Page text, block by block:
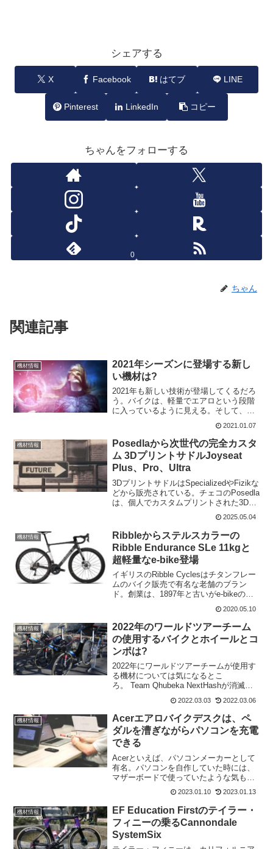
シェアする
X Facebook はてブ LINE
Pinterest LinkedIn コピー
ちゃんをフォローする
0
ちゃん
関連記事
機材情報
2021年シーズンに登場する新し
い機材は?
2021年も新しい技術が登場してくるだろ
う。バイクは、軽量でエアロという段階
に入っているように見える。そして、グ
ラベルでもロードでも、なんでも使える
オールバイクが増えていくことも予想さ
れる。2021年には、どんな技術開発が期
待できるのか見て...
2021.01.07
機材情報
Posedlaから次世代の完全カスタ
ム 3DプリントサドルJoyseat
Plus、Pro、Ultra
3DプリントサドルはSpecializedやFizikな
どから販売されている。チェコのPosedla
は、個人でカスタムプリントされた3Dサ
ドルを提供している。Posedlaはライダー
ごとに個別のカスタムサドルを作れるよ
うにPosedla J...
2025.05.04
機材情報
Ribbleからステルスカラーの
Ribble Endurance SLe 11kgと
超軽量なe-bike登場
イギリスのRibble Cyclesはチタンフレー
ムのバイク販売で有名な老舗のブラン
ド。創業は、1897年と古いがe-bikeの販
Ribble Endurance SLeがステルスカラー
のバー...
2020.05.10
機材情報
2022年のワールドツアーチーム
の使用するバイクとホイールとコ
ンポは?
2022年にワールドツアーチームが使用す
る機材については気になるとこ
ろ。 Team Qhubeka NextHashが消滅し
たので、BMCを使用するチームはAG2R
Citroen Teamだけとなった。Huntもワー
ルドツアーに供給するホ...
2022.03.03 2022.03.06
機材情報
Acerエアロバイクデスクは、ペ
ダルを漕ぎながらパソコンを充電
できる
Acerといえば、パソコンメーカーとして
有名。パソコンを自作していた時には、
マザーボードで使っていたような気もす
る。このAcerから面白い商品がCES 2023
で出品される。出品されるAcer eKinekt
Bike Deskは、デスクワ...
2023.01.10 2023.01.13
機材情報
EF Education Firstのテイラー・
フィニーの乗るCannondale
SystemSix